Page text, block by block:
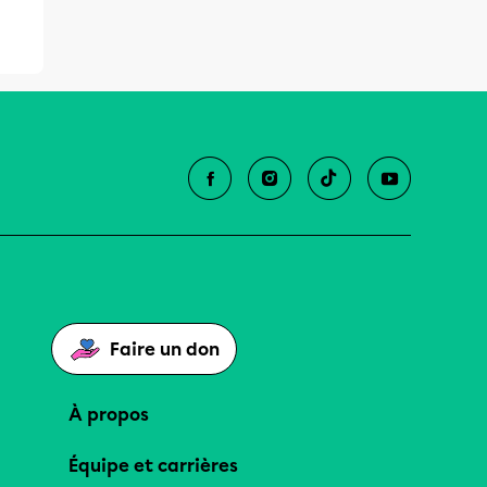
Faire un don
À propos
Équipe et carrières